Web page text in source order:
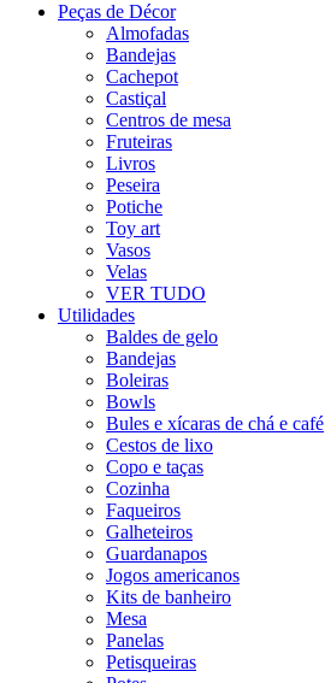
Peças de Décor
Almofadas
Bandejas
Cachepot
Castiçal
Centros de mesa
Fruteiras
Livros
Peseira
Potiche
Toy art
Vasos
Velas
VER TUDO
Utilidades
Baldes de gelo
Bandejas
Boleiras
Bowls
Bules e xícaras de chá e café
Cestos de lixo
Copo e taças
Cozinha
Faqueiros
Galheteiros
Guardanapos
Jogos americanos
Kits de banheiro
Mesa
Panelas
Petisqueiras